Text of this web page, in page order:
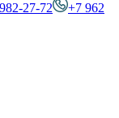
27-72
+7 962